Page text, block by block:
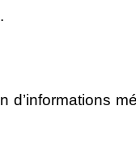
d’informations